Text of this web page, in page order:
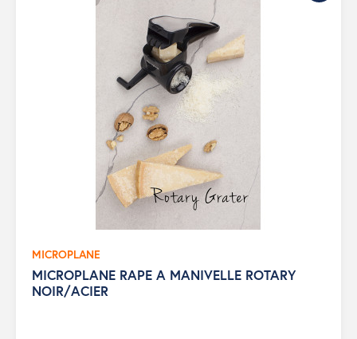
MICROPLANE
MICROPLANE RAPE A MANIVELLE ROTARY
NOIR/ACIER